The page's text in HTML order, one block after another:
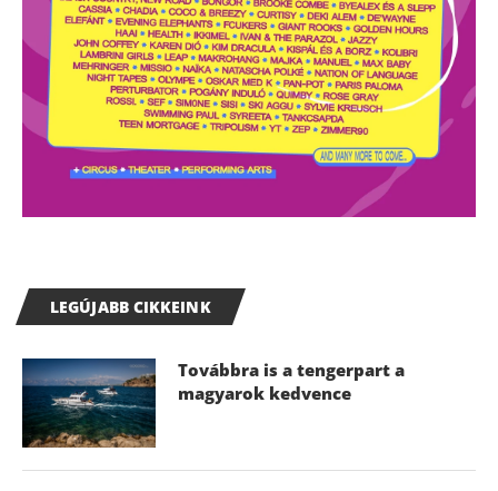
LEGÚJABB CIKKEINK
Továbbra is a tengerpart a
magyarok kedvence